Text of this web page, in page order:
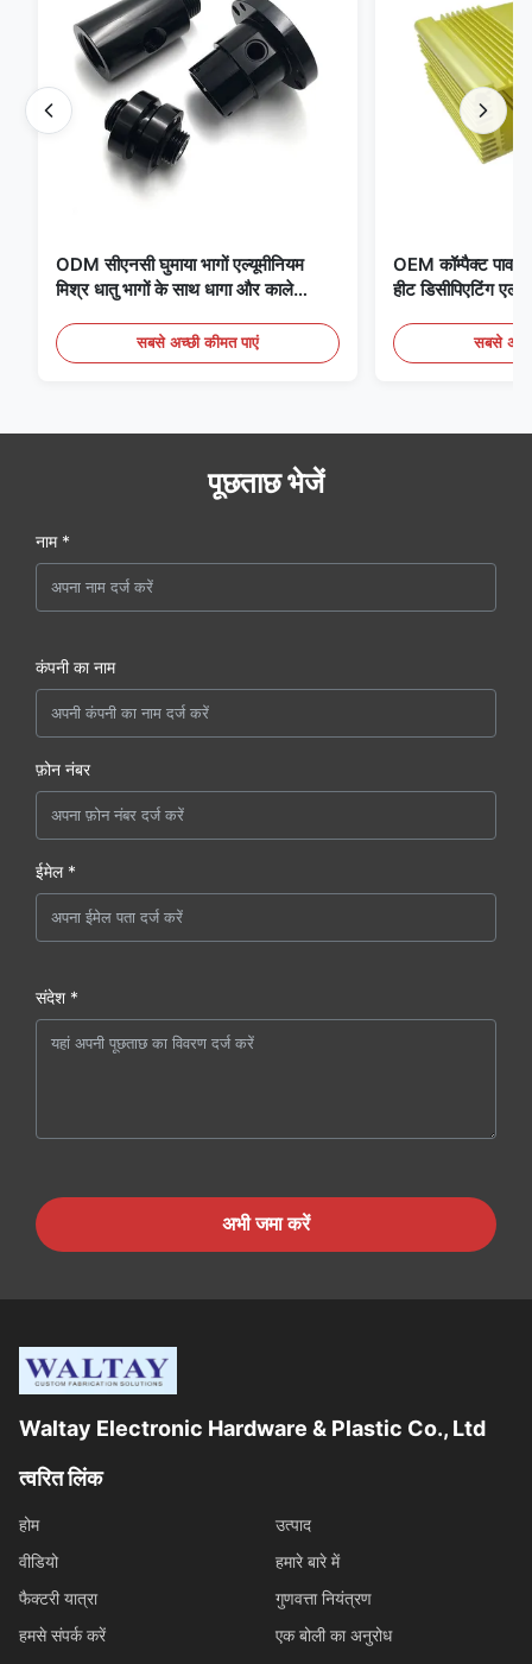
ODM सीएनसी घुमाया भागों एल्यूमीनियम
मिश्र धातु भागों के साथ धागा और काले
सबसे अच्छी कीमत पाएं
OEM कॉम्पैक्ट पावर
हीट डिसीपिएटिंग
सबसे
पूछताछ भेजें
नाम *
कंपनी का नाम
फ़ोन नंबर
ईमेल *
संदेश *
अभी जमा करें
Waltay Electronic Hardware & Plastic Co., Ltd
त्वरित लिंक
होम
उत्पाद
वीडियो
हमारे बारे में
फैक्टरी यात्रा
गुणवत्ता नियंत्रण
हमसे संपर्क करें
एक बोली का अनुरोध